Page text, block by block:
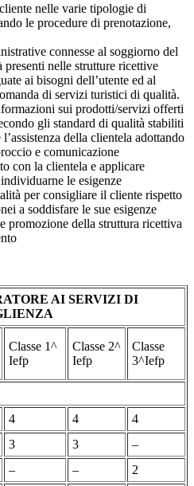
nelle varie tipologie di
le procedure di prenotazione,
connesse al soggiorno del
nelle strutture ricettive
ai bisogni dell’utente ed al
di servizi turistici di qualità.
sui prodotti/servizi offerti
gli standard di qualità stabiliti
della clientela adottando
e comunicazione
con la clientela e applicare
le esigenze
per consigliare il cliente rispetto
a soddisfare le sue esigenze
promozione della struttura ricettiva
AI SERVIZI DI
Classe 1^
Iefp
Classe 2^
Iefp
Classe
3^Iefp
4 4
4
3 3
–
– – 2